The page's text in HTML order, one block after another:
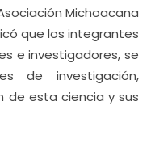
Michoacana
que los integrantes
e investigadores, se
de investigación,
de esta ciencia y sus